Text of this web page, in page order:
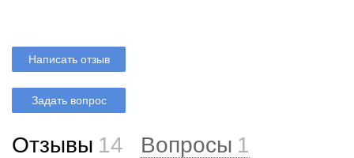
Написать отзыв
Задать вопрос
Отзывы 14 Вопросы 1